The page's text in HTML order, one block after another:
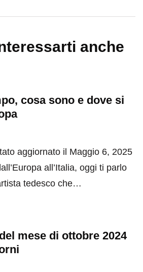
anche
cosa sono e dove si
aggiornato il Maggio 6, 2025
all’Italia, oggi ti parlo
tedesco che…
mese di ottobre 2024